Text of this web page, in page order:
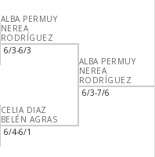
ALBA PERMUY
NEREA
RODRÍGUEZ
6/3-6/3
CELIA DIAZ
BELÉN AGRAS
6/4-6/1
ALBA PERMUY
NEREA
RODRÍGUEZ
6/3-7/6